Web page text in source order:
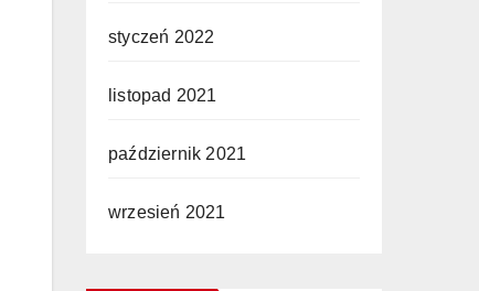
styczeń 2022
listopad 2021
październik 2021
wrzesień 2021